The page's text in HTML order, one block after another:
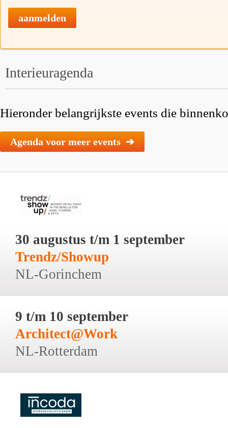
aanmelden
Interieuragenda
Hieronder belangrijkste events die
Agenda voor meer events ➔
30 augustus t/m 1 september
Trendz/Showup
NL-Gorinchem
9 t/m 10 september
Architect@Work
NL-Rotterdam